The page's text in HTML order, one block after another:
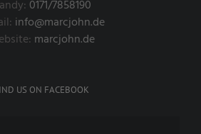
0171/7858190
info@marcjohn.de
marcjohn.de
US ON FACEBOOK